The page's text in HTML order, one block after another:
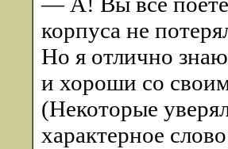
корпуса не
Но я отлично
и хороши со
(Некоторые
характерное